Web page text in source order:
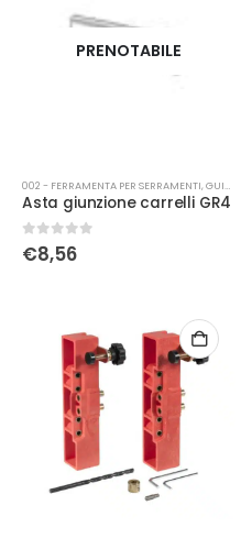
PRENOTABILE
002 - FERRAMENTA PER SERRAMENTI,GUIDE SCORREVOLI
Asta giunzione carrelli GR4
0Su 5
€8,56